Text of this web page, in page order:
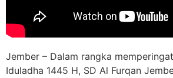
Jember – Dalam rangka
Iduladha 1445 H, SD Al Furqan